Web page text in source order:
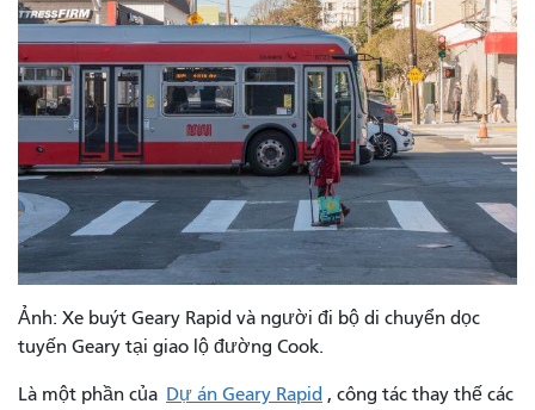
Ảnh: Xe buýt Geary Rapid và người đi bộ di chuyển dọc
tuyến Geary tại giao lộ đường Cook.
Là một phần của Dự án Geary Rapid , công tác thay thế các